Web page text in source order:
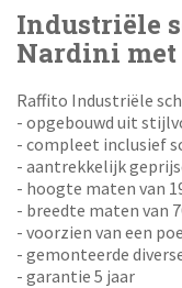
Industriële
Nardini met
Raffito Industriële
- opgebouwd uit
- compleet inclusief
- aantrekkelijk
- hoogte maten van
- breedte maten van
- voorzien van een
- gemonteerde
- garantie 5 jaar